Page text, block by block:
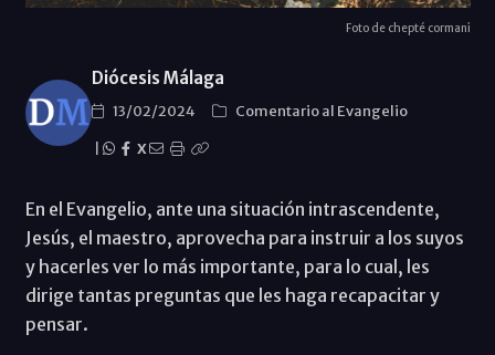
Foto de chepté cormani
Diócesis Málaga
13/02/2024
Comentario al Evangelio
X
En el Evangelio, ante una situación intrascendente,
Jesús, el maestro, aprovecha para instruir a los suyos
y hacerles ver lo más importante, para lo cual, les
dirige tantas preguntas que les haga recapacitar y
pensar.